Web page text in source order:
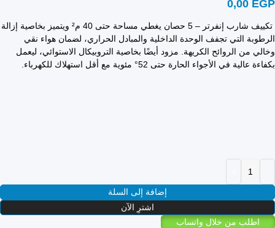
0,00 EGP
تكييف شارب إنفرتر – 5 حصان يغطي مساحة حتى 40 م² ويتميز بخاصية إزالة
الرطوبة التي تجفف الوحدة الداخلية والمبادل الحراري، لضمان هواء نقي
وخالي من الروائح الكريهة. مزود أيضًا بخاصية التروبيكال الاستوائي، ليعمل
بكفاءة عالية في الأجواء الحارة حتى 52° مئوية مع أقل استهلاك للكهرباء.
إضافة إلى السلة
اشترِ الآن
اطلب من خلال واتساب